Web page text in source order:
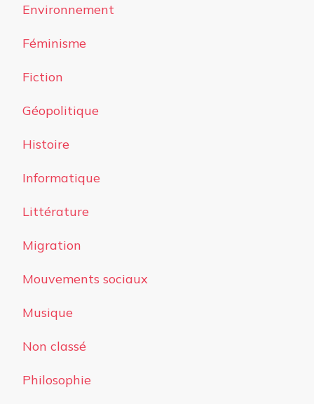
Environnement
Féminisme
Fiction
Géopolitique
Histoire
Informatique
Littérature
Migration
Mouvements sociaux
Musique
Non classé
Philosophie